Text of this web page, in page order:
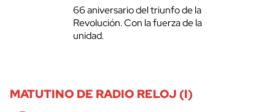
66 aniversario del triunfo de la
Revolución. Con la fuerza de la
unidad.
MATUTINO DE RADIO RELOJ (I)